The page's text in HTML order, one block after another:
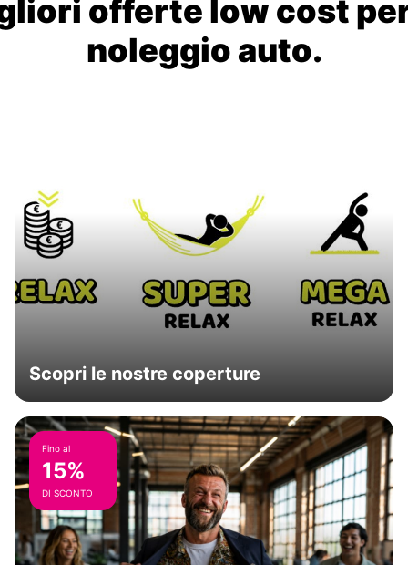
offerte low cost
noleggio auto.
Scopri le nostre coperture
Fino al
15%
DI SCONTO